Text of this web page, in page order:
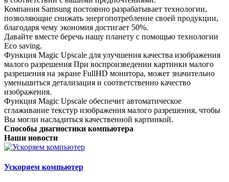
Компания Samsung постоянно разрабатывает технологии,
позволяющие снижать энергопотребление своей продукции,
благодаря чему экономия достигает 50%.
Давайте вместе беречь нашу планету с помощью технологии
Eco saving.
Функция Magic Upscale для улучшения качества изображения
малого разрешения При воспроизведении картинки малого
разрешения на экране FullHD монитора, может значительно
уменьшиться детализация и соответственно качество
изображения.
Функция Magic Upscale обеспечит автоматическое
сглаживание текстур изображения малого разрешения, чтобы
Вы могли насладиться качественной картинкой.
Способы диагностики компьютера
Наши новости
Ускоряем компьютер